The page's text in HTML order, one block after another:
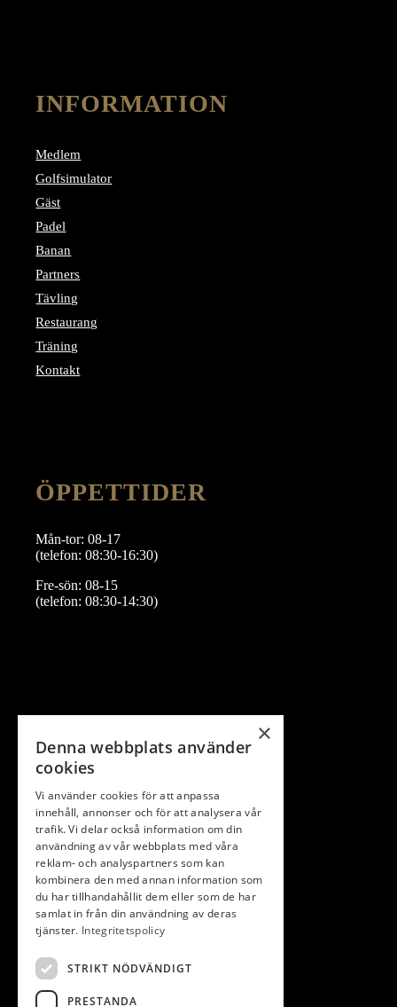
INFORMATION
Medlem
Golfsimulator
Gäst
Padel
Banan
Partners
Tävling
Restaurang
Träning
Kontakt
ÖPPETTIDER
Mån-tor: 08-17
(telefon: 08:30-16:30)
Fre-sön: 08-15
(telefon: 08:30-14:30)
KONTAKT
Lidköpings golfklubb
Truve
531 70 Lidköping
info@lidkopingsgk.se
0510-54 61 44
×
Denna webbplats använder
cookies
Vi använder cookies för att anpassa
innehåll, annonser och för att analysera vår
trafik. Vi delar också information om din
användning av vår webbplats med våra
reklam- och analyspartners som kan
kombinera den med annan information som
du har tillhandahållit dem eller som de har
samlat in från din användning av deras
tjänster. Integritetspolicy
STRIKT NÖDVÄNDIGT
PRESTANDA